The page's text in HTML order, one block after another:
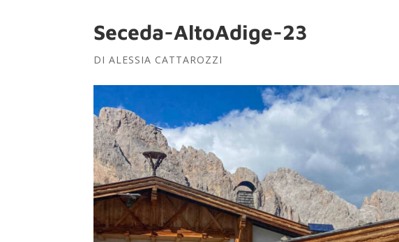
Seceda-AltoAdige-23
DIALESSIA CATTAROZZI